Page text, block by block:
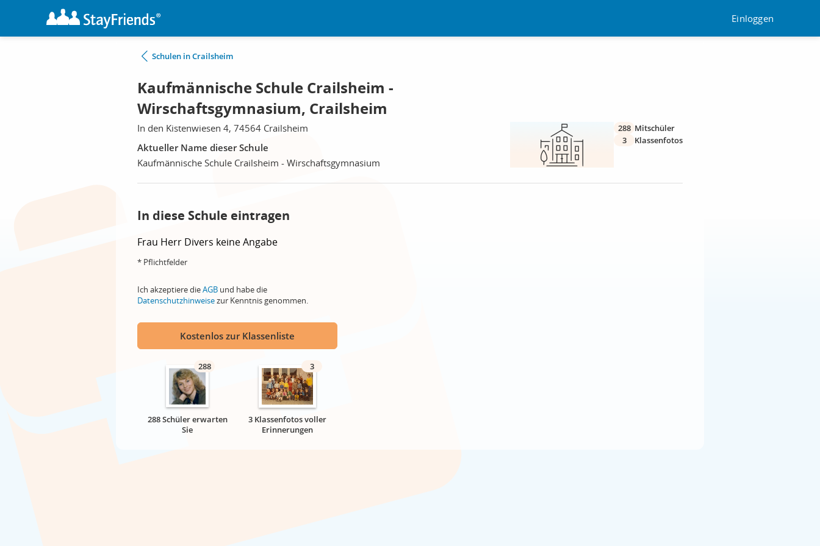
Einloggen
Schulen in Crailsheim
Kaufmännische Schule Crailsheim -
Wirschaftsgymnasium, Crailsheim
In den Kistenwiesen 4, 74564 Crailsheim
Aktueller Name dieser Schule
Kaufmännische Schule Crailsheim - Wirschaftsgymnasium
288 Mitschüler
3
Klassenfotos
In diese Schule eintragen
Frau Herr Divers keine Angabe
* Pflichtfelder
Ich akzeptiere dieAGB und habe die
Datenschutzhinweisezur Kenntnis genommen.
Kostenlos zur Klassenliste
288
288 Schüler erwarten
Sie
3
3 Klassenfotos voller
Erinnerungen